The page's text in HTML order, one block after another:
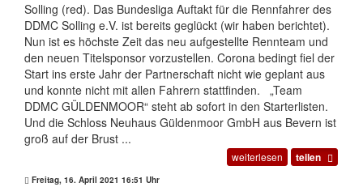
Solling (red). Das Bundesliga Auftakt für die Rennfahrer des
DDMC Solling e.V. ist bereits geglückt (wir haben berichtet).
Nun ist es höchste Zeit das neu aufgestellte Rennteam und
den neuen Titelsponsor vorzustellen. Corona bedingt fiel der
Start ins erste Jahr der Partnerschaft nicht wie geplant aus
und konnte nicht mit allen Fahrern stattfinden. „Team
DDMC GÜLDENMOOR“ steht ab sofort in den Starterlisten.
Und die Schloss Neuhaus Güldenmoor GmbH aus Bevern ist
groß auf der Brust ...
weiterlesen teilen
Freitag, 16. April 2021 16:51 Uhr